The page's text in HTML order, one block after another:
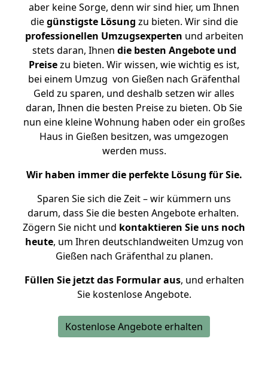
aber keine Sorge, denn wir sind hier, um Ihnen
diegünstigste Lösung zu bieten. Wir sind die
professionellen Umzugsexperten und arbeiten
stets daran, Ihnen die besten Angebote und
Preisezu bieten. Wir wissen, wie wichtig es ist,
bei einem Umzug von Gießen nach Gräfenthal
Geld zu sparen, und deshalb setzen wir alles
daran, Ihnen die besten Preise zu bieten. Ob Sie
nun eine kleine Wohnung haben oder ein großes
Haus in Gießen besitzen, was umgezogen
werden muss.
Wir haben immer die perfekte Lösung für Sie.
Sparen Sie sich die Zeit – wir kümmern uns
darum, dass Sie die besten Angebote erhalten.
Zögern Sie nicht und kontaktieren Sie uns noch
heute, um Ihren deutschlandweiten Umzug von
Gießen nach Gräfenthal zu planen.
Füllen Sie jetzt das Formular aus, und erhalten
Sie kostenlose Angebote.
Kostenlose Angebote erhalten